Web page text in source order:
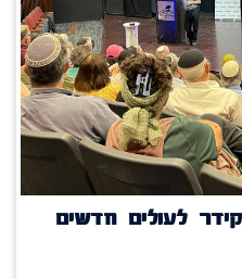
לעולים חדשים